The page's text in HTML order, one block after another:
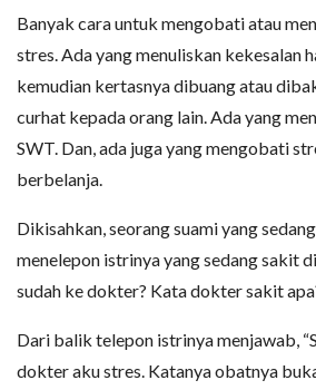
Banyak cara untuk mengobati atau
stres. Ada yang menuliskan kekesalan
kemudian kertasnya dibuang atau
curhat kepada orang lain. Ada yang
SWT. Dan, ada juga yang mengobati
berbelanja.
Dikisahkan, seorang suami yang
menelepon istrinya yang sedang sakit
sudah ke dokter? Kata dokter sakit
Dari balik telepon istrinya menjawab,
dokter aku stres. Katanya obatnya